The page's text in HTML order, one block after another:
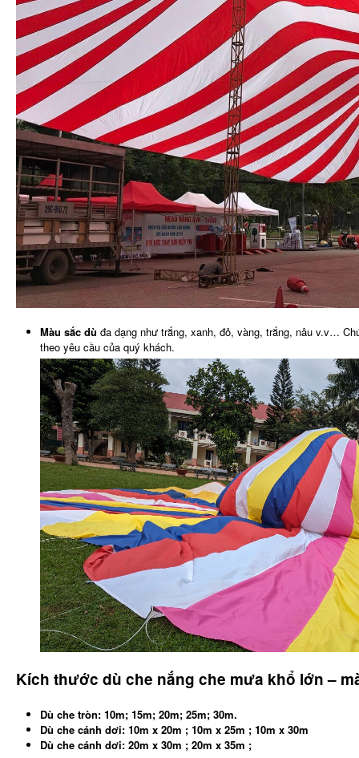
Màu sắc dù đa dạng như trắng, xanh, đỏ, vàng, trắng, nâu v.v…
theo yêu cầu của quý khách.
Kích thước dù che nắng che mưa khổ lớn –
Dù che tròn: 10m; 15m; 20m; 25m; 30m.
Dù che cánh dơi: 10m x 20m ; 10m x 25m ; 10m x 30m
Dù che cánh dơi: 20m x 30m ; 20m x 35m ;